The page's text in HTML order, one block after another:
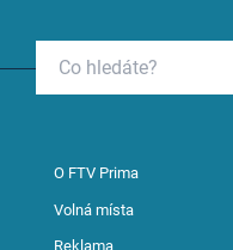
O FTV Prima
Volná místa
Reklama